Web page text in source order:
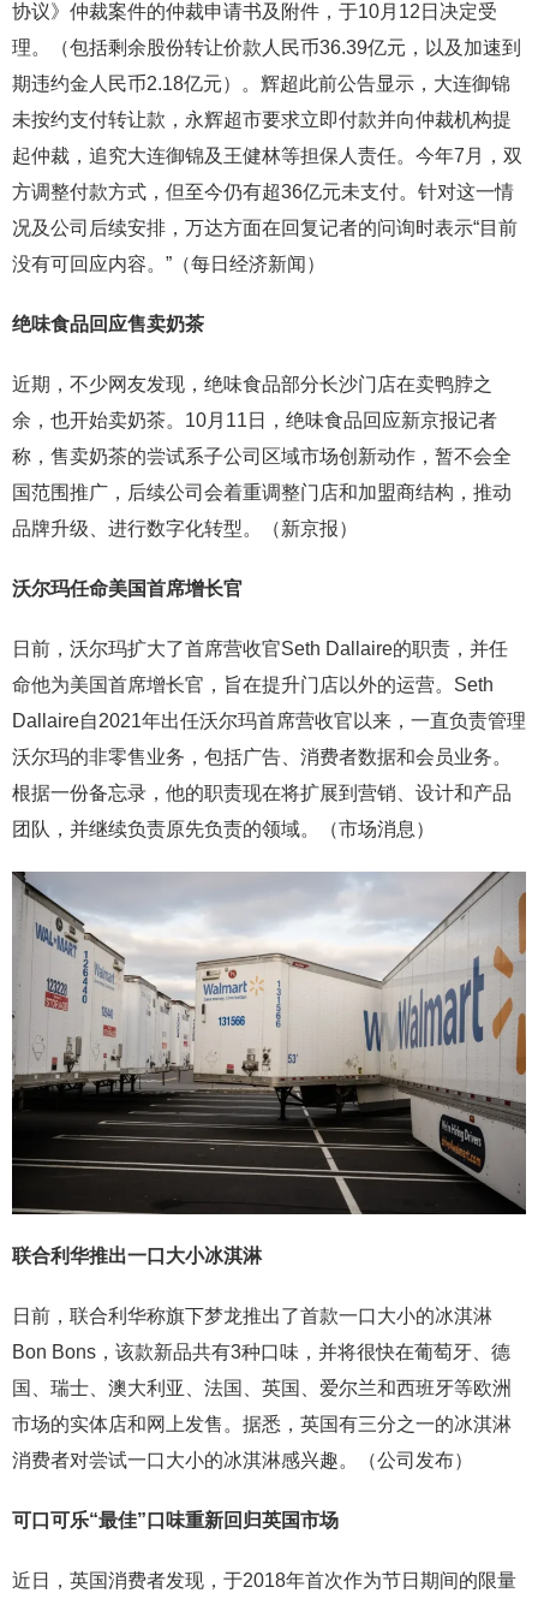
协议》仲裁案件的仲裁申请书及附件，于10月12日决定受
理。（包括剩余股份转让价款人民币36.39亿元，以及加速到
期违约金人民币2.18亿元）。辉超此前公告显示，大连御锦
未按约支付转让款，永辉超市要求立即付款并向仲裁机构提
起仲裁，追究大连御锦及王健林等担保人责任。今年7月，双
方调整付款方式，但至今仍有超36亿元未支付。针对这一情
况及公司后续安排，万达方面在回复记者的问询时表示“目前
没有可回应内容。”（每日经济新闻）
绝味食品回应售卖奶茶
近期，不少网友发现，绝味食品部分长沙门店在卖鸭脖之
余，也开始卖奶茶。10月11日，绝味食品回应新京报记者
称，售卖奶茶的尝试系子公司区域市场创新动作，暂不会全
国范围推广，后续公司会着重调整门店和加盟商结构，推动
品牌升级、进行数字化转型。（新京报）
沃尔玛任命美国首席增长官
日前，沃尔玛扩大了首席营收官Seth Dallaire的职责，并任
命他为美国首席增长官，旨在提升门店以外的运营。Seth
Dallaire自2021年出任沃尔玛首席营收官以来，一直负责管理
沃尔玛的非零售业务，包括广告、消费者数据和会员业务。
根据一份备忘录，他的职责现在将扩展到营销、设计和产品
团队，并继续负责原先负责的领域。（市场消息）
联合利华推出一口大小冰淇淋
日前，联合利华称旗下梦龙推出了首款一口大小的冰淇淋
Bon Bons，该款新品共有3种口味，并将很快在葡萄牙、德
国、瑞士、澳大利亚、法国、英国、爱尔兰和西班牙等欧洲
市场的实体店和网上发售。据悉，英国有三分之一的冰淇淋
消费者对尝试一口大小的冰淇淋感兴趣。（公司发布）
可口可乐“最佳”口味重新回归英国市场
近日，英国消费者发现，于2018年首次作为节日期间的限量